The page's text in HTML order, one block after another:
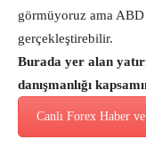
görmüyoruz ama ABD
gerçekleştirebilir.
Burada yer alan
danışmanlığı
Canlı Forex Haber